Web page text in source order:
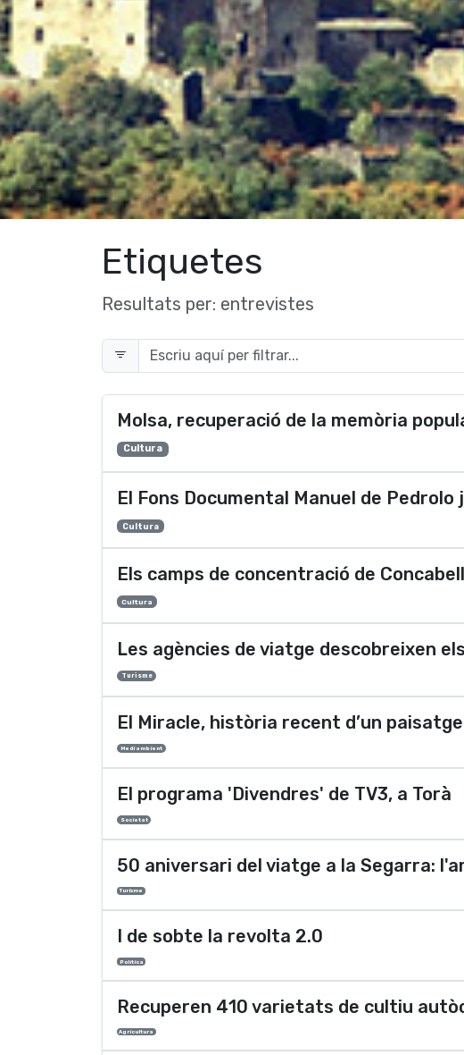
Etiquetes
Resultats per: entrevistes
Molsa, recuperació de la memòria
Cultura
El Fons Documental Manuel de
Cultura
Els camps de concentració de
Cultura
Les agències de viatge descobreixen
Turisme
El Miracle, història recent d’un
Medi ambient
El programa 'Divendres' de TV3, a Torà
Societat
50 aniversari del viatge a la Segarra:
Turisme
I de sobte la revolta 2.0
Polí­tica
Recuperen 410 varietats de cultiu
Agricultura